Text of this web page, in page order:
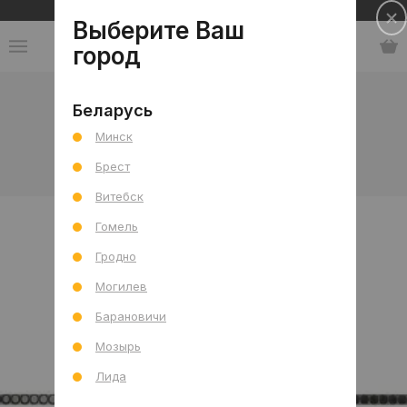
Выберите Ваш
город
Беларусь
Минск
Брест
Витебск
Гомель
Гродно
Могилев
Барановичи
Мозырь
Лида